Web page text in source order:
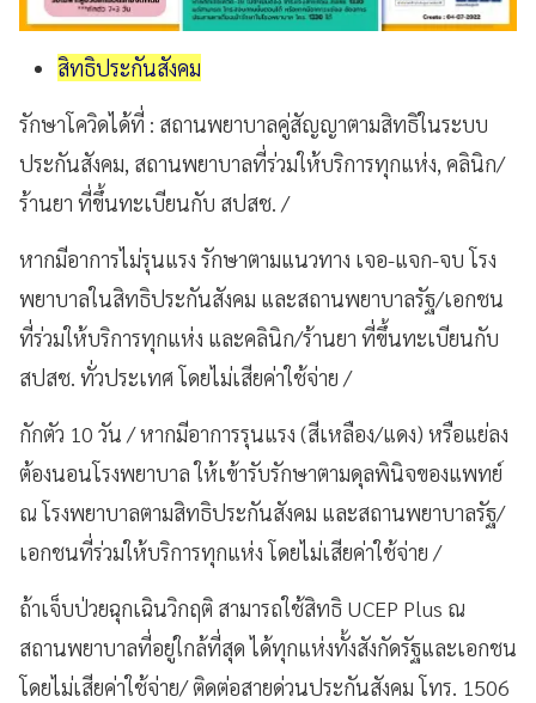
สิทธิประกันสังคม
รักษาโควิดได้ที่ : สถานพยาบาลคู่สัญญาตามสิทธิในระบบ
ประกันสังคม, สถานพยาบาลที่ร่วมให้บริการทุกแห่ง, คลินิก/
ร้านยา ที่ขึ้นทะเบียนกับ สปสช. /
หากมีอาการไม่รุนแรง รักษาตามแนวทาง เจอ-แจก-จบ โรง
พยาบาลในสิทธิประกันสังคม และสถานพยาบาลรัฐ/เอกชน
ที่ร่วมให้บริการทุกแห่ง และคลินิก/ร้านยา ที่ขึ้นทะเบียนกับ
สปสช. ทั่วประเทศ โดยไม่เสียค่าใช้จ่าย /
กักตัว 10 วัน / หากมีอาการรุนแรง (สีเหลือง/แดง) หรือแย่ลง
ต้องนอนโรงพยาบาล ให้เข้ารับรักษาตามดุลพินิจของแพทย์
ณ โรงพยาบาลตามสิทธิประกันสังคม และสถานพยาบาลรัฐ/
เอกชนที่ร่วมให้บริการทุกแห่ง โดยไม่เสียค่าใช้จ่าย /
ถ้าเจ็บป่วยฉุกเฉินวิกฤติ สามารถใช้สิทธิ UCEP Plus ณ
สถานพยาบาลที่อยู่ใกล้ที่สุด ได้ทุกแห่งทั้งสังกัดรัฐและเอกชน
โดยไม่เสียค่าใช้จ่าย/ ติดต่อสายด่วนประกันสังคม โทร. 1506